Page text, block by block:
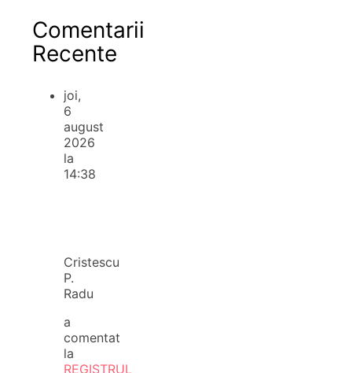
Comentarii
Recente
joi,
6
august
2026
la
14:38
Cristescu
P.
Radu
a
comentat
la
REGISTRUL